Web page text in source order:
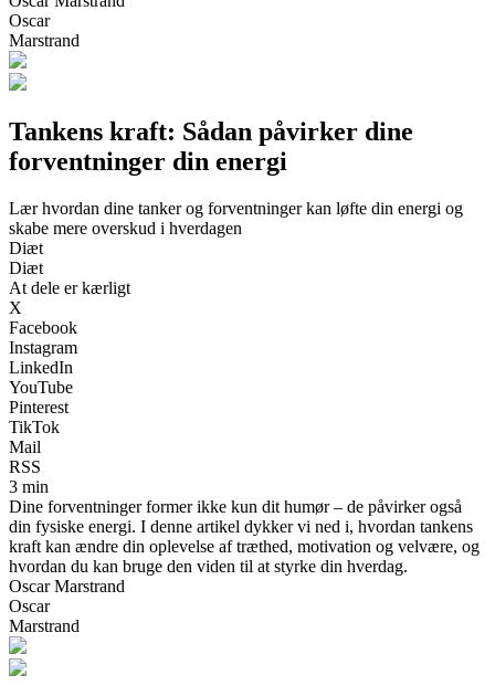
Oscar
Marstrand
Tankens kraft: Sådan påvirker dine
forventninger din energi
Lær hvordan dine tanker og forventninger kan løfte din energi og
skabe mere overskud i hverdagen
Diæt
Diæt
At dele er kærligt
X
Facebook
Instagram
LinkedIn
YouTube
Pinterest
TikTok
Mail
RSS
3 min
Dine forventninger former ikke kun dit humør – de påvirker også
din fysiske energi. I denne artikel dykker vi ned i, hvordan tankens
kraft kan ændre din oplevelse af træthed, motivation og velvære, og
hvordan du kan bruge den viden til at styrke din hverdag.
Oscar Marstrand
Oscar
Marstrand